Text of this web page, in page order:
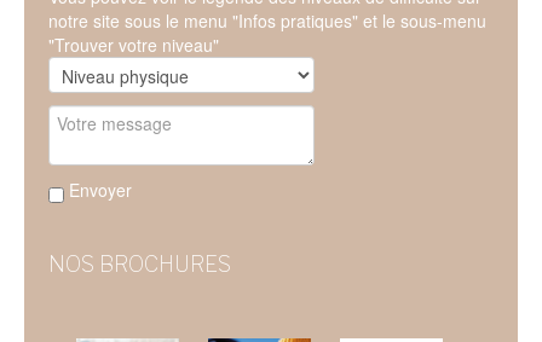
notre site sous le menu "Infos pratiques" et le sous-menu
"Trouver votre niveau"
Envoyer
NOS BROCHURES